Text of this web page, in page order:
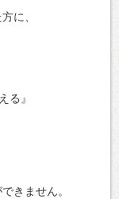
に、
る』
きません。